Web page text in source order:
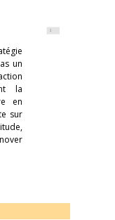
un
la
en
sur